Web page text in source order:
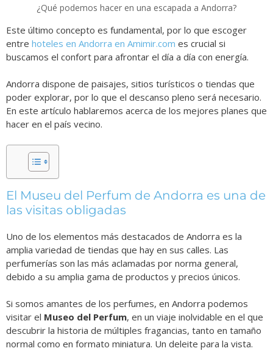
¿Qué podemos hacer en una escapada a Andorra?
Este último concepto es fundamental, por lo que escoger
entre hoteles en Andorra en Amimir.com es crucial si
buscamos el confort para afrontar el día a día con energía.
Andorra dispone de paisajes, sitios turísticos o tiendas que
poder explorar, por lo que el descanso pleno será necesario.
En este artículo hablaremos acerca de los mejores planes que
hacer en el país vecino.
El Museu del Perfum de Andorra es una de
las visitas obligadas
Uno de los elementos más destacados de Andorra es la
amplia variedad de tiendas que hay en sus calles. Las
perfumerías son las más aclamadas por norma general,
debido a su amplia gama de productos y precios únicos.
Si somos amantes de los perfumes, en Andorra podemos
visitar el Museo del Perfum, en un viaje inolvidable en el que
descubrir la historia de múltiples fragancias, tanto en tamaño
normal como en formato miniatura. Un deleite para la vista.